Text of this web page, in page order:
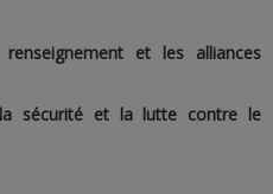
et les alliances
sécurité et la lutte contre le